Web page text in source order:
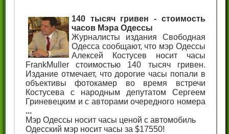
140 тысяч гривен - стоимость
часов Мэра Одессы
Журналисты издания Свободная
Одесса сообщают, что мэр Одессы
Алексей Костусев носит часы
FrankMuller стоимостью 140 тысяч гривен.
Издание отмечает, что дорогие часы попали в
объективы фотокамер во время встречи
Костусева с народным депутатом Сергеем
Гриневецким и с авторами очередного номера
...
Мэр Одессы носит часы ценой с автомобиль
Одесский мэр носит часы за $17550!